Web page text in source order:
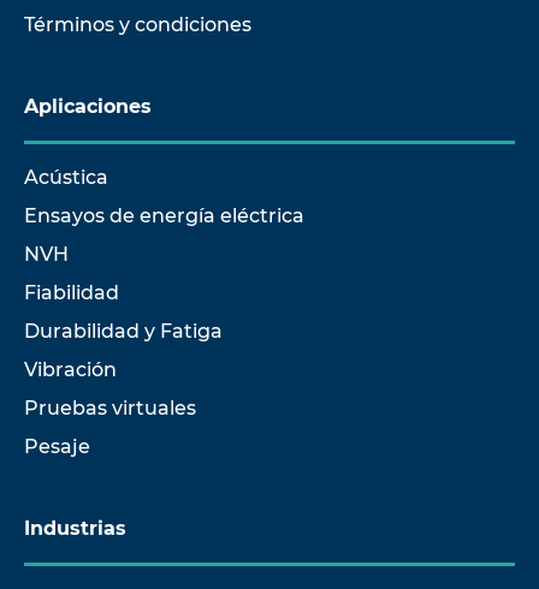
Términos y condiciones
Aplicaciones
Acústica
Ensayos de energía eléctrica
NVH
Fiabilidad
Durabilidad y Fatiga
Vibración
Pruebas virtuales
Pesaje
Industrias